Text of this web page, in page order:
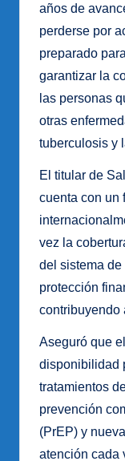
años de
perderse por
preparado
garantizar la
las personas
otras
tuberculosis y
El titular de
cuenta con un
vez la
del sistema
protección
contribuyendo
Aseguró que
disponibilidad
tratamientos
prevención
(PrEP) y
atención cada